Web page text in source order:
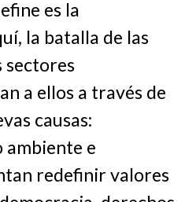
es la
la batalla de las
sectores
a ellos a través de
causas:
ambiente e
redefinir valores